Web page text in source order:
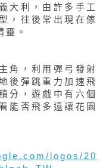
，這在歐洲可說是
大利，由許多手工
，往後常出現在傢
角，利用彈弓發射
後彈跳重力加速飛
分，遊戲中有六個
能否飛多遠讓花園